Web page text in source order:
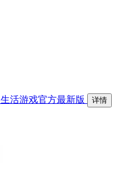
生活游戏官方最新版 详情